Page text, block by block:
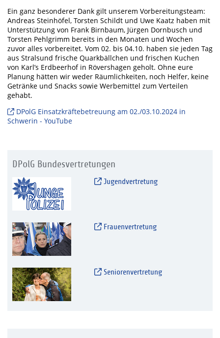
Ein ganz besonderer Dank gilt unserem Vorbereitungsteam:
Andreas Steinhöfel, Torsten Schildt und Uwe Kaatz haben mit
Unterstützung von Frank Birnbaum, Jürgen Dornbusch und
Torsten Pehlgrimm bereits in den Monaten und Wochen
zuvor alles vorbereitet. Vom 02. bis 04.10. haben sie jeden Tag
aus Stralsund frische Quarkbällchen und frischen Kuchen
von Karl’s Erdbeerhof in Rövershagen geholt. Ohne eure
Planung hätten wir weder Räumlichkeiten, noch Helfer, keine
Getränke und Snacks sowie Werbemittel zum Verteilen
gehabt.
DPolG Einsatzkräftebetreuung am 02./03.10.2024 in
Schwerin - YouTube
DPolG Bundesvertretungen
Jugendvertretung
Frauenvertretung
Seniorenvertretung